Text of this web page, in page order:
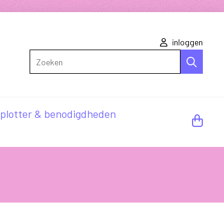
inloggen
plotter & benodigdheden